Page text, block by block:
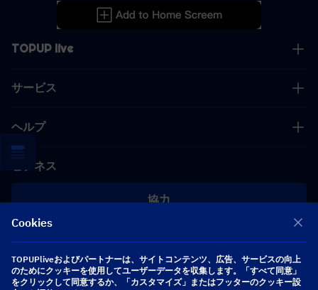
TOPUP live
サービス
ヘルプ
ビジネス
協力
[email protected]
Cookies
TOPUPliveおよびパートナーは、サイトコンテンツ、広告、サービスの向上
のためにクッキーを使用してユーザーデータを収集します。「すべて同意」
をクリックして同意するか、「カスタマイズ」またはフッターのクッキー設